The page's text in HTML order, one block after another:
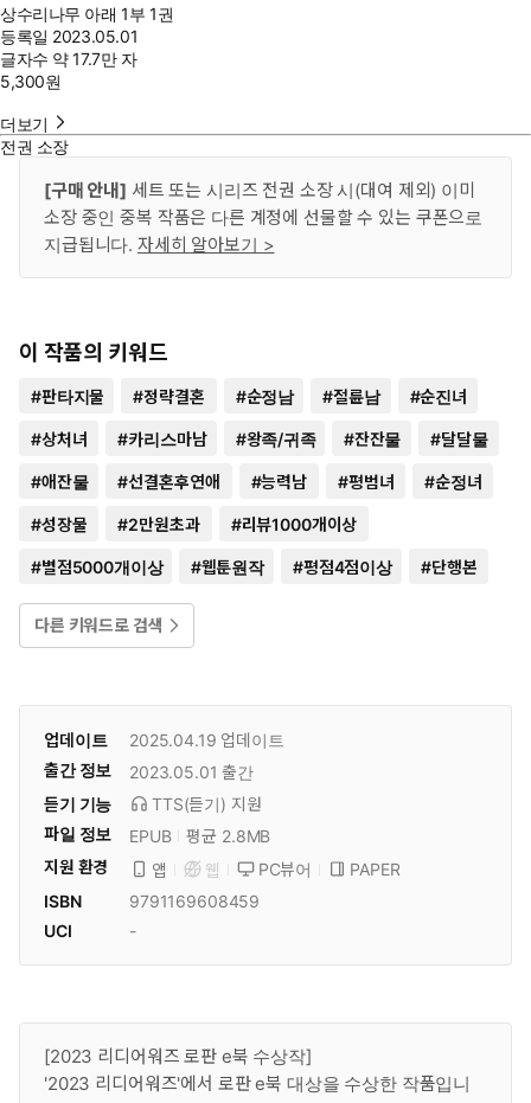
상수리나무 아래 1부 1권
등록일 2023.05.01
글자수 약 17.7만 자
5,300원
더보기
전권 소장
[구매 안내] 세트 또는 시리즈 전권 소장 시(대여 제외) 이미
소장 중인 중복 작품은 다른 계정에 선물할 수 있는 쿠폰으로
지급됩니다. 자세히 알아보기 >
이 작품의 키워드
#판타지물 #정략결혼 #순정남 #절륜남 #순진녀
#상처녀 #카리스마남 #왕족/귀족 #잔잔물 #달달물
#애잔물 #선결혼후연애 #능력남 #평범녀 #순정녀
#성장물 #2만원초과 #리뷰1000개이상
#별점5000개이상 #웹툰원작 #평점4점이상 #단행본
다른 키워드로 검색
업데이트 2025.04.19 업데이트
출간 정보
2023.05.01 출간
듣기 기능
TTS(듣기) 지원
파일 정보
EPUB
평균 2.8MB
지원 환경
앱 웹 PC뷰어
PAPER
ISBN
9791169608459
UCI
-
[2023 리디어워즈 로판 e북 수상작]
'2023 리디어워즈'에서 로판 e북 대상을 수상한 작품입니